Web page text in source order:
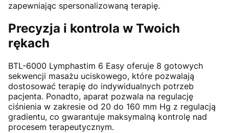
zapewniając spersonalizowaną terapię.
Precyzja i kontrola w Twoich
rękach
BTL-6000 Lymphastim 6 Easy oferuje 8 gotowych
sekwencji masażu uciskowego, które pozwalają
dostosować terapię do indywidualnych potrzeb
pacjenta. Ponadto, aparat pozwala na regulację
ciśnienia w zakresie od 20 do 160 mm Hg z regulacją
gradientu, co gwarantuje maksymalną kontrolę nad
procesem terapeutycznym.